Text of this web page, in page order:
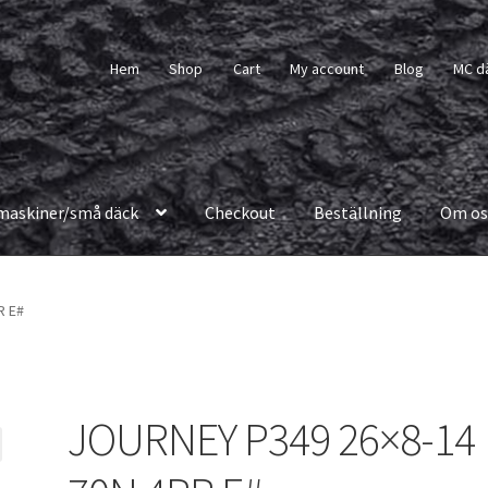
Hem Shop Cart My account Blog MC
små däck Checkout Beställning Om
E#
JOURNEY P349 26×8-14